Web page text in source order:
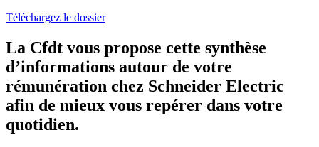
Téléchargez le dossier
La Cfdt vous propose cette synthèse
d’informations autour de votre
rémunération chez Schneider Electric
afin de mieux vous repérer dans votre
quotidien.